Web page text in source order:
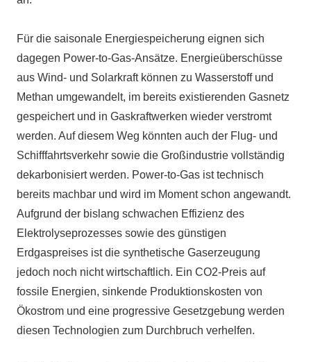
Für die saisonale Energiespeicherung eignen sich
dagegen Power-to-Gas-Ansätze. Energieüberschüsse
aus Wind- und Solarkraft können zu Wasserstoff und
Methan umgewandelt, im bereits existierenden Gasnetz
gespeichert und in Gaskraftwerken wieder verstromt
werden. Auf diesem Weg könnten auch der Flug- und
Schifffahrtsverkehr sowie die Großindustrie vollständig
dekarbonisiert werden. Power-to-Gas ist technisch
bereits machbar und wird im Moment schon angewandt.
Aufgrund der bislang schwachen Effizienz des
Elektrolyseprozesses sowie des günstigen
Erdgaspreises ist die synthetische Gaserzeugung
jedoch noch nicht wirtschaftlich. Ein CO2-Preis auf
fossile Energien, sinkende Produktionskosten von
Ökostrom und eine progressive Gesetzgebung werden
diesen Technologien zum Durchbruch verhelfen.